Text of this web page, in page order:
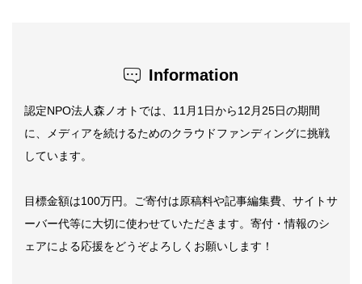
Information
認定NPO法人森ノオトでは、11月1日から12月25日の期間
に、メディアを続けるためのクラウドファンディングに挑戦
しています。
目標金額は100万円。ご寄付は原稿料や記事編集費、サイトサ
ーバー代等に大切に使わせていただきます。寄付・情報のシ
ェアによる応援をどうぞよろしくお願いします！